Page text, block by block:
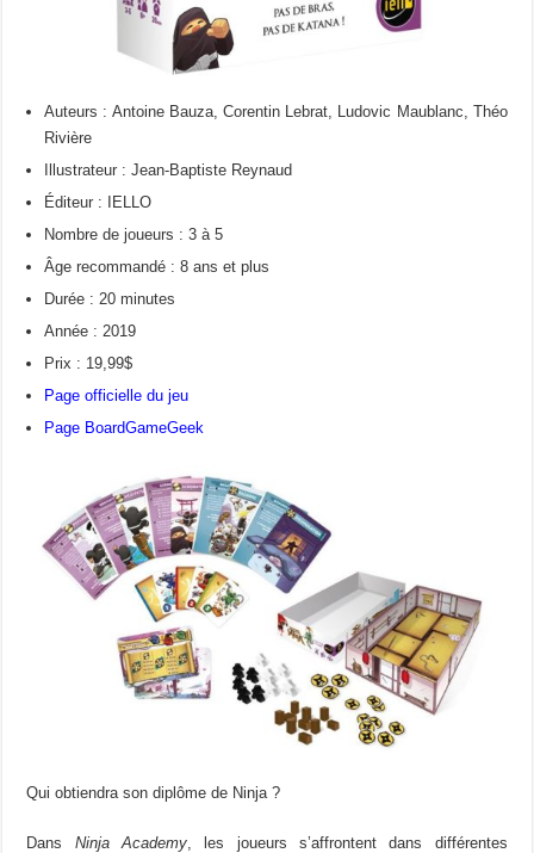
Auteurs : Antoine Bauza, Corentin Lebrat, Ludovic Maublanc, Théo
Rivière
Illustrateur : Jean-Baptiste Reynaud
Éditeur : IELLO
Nombre de joueurs : 3 à 5
Âge recommandé : 8 ans et plus
Durée : 20 minutes
Année : 2019
Prix : 19,99$
Page officielle du jeu
Page BoardGameGeek
Qui obtiendra son diplôme de Ninja ?
Dans Ninja Academy, les joueurs s’affrontent dans différentes